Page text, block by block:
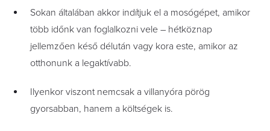
Sokan általában akkor indítjuk el a mosógépet, amikor
több időnk van foglalkozni vele – hétköznap
jellemzően késő délután vagy kora este, amikor az
otthonunk a legaktívabb.
Ilyenkor viszont nemcsak a villanyóra pörög
gyorsabban, hanem a költségek is.